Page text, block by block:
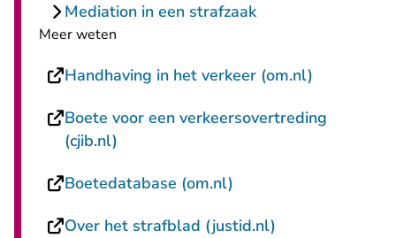
Mediation in een strafzaak
Meer weten
Handhaving in het verkeer (om.nl)
Boete voor een verkeersovertreding
(cjib.nl)
Boetedatabase (om.nl)
Over het strafblad (justid.nl)